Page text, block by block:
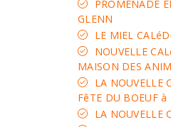
PROMENADE
GLENN
LE MIEL
NOUVELLE
MAISON DES
LA NOUVELLE
FêTE DU BOEUF à
LA NOUVELLE